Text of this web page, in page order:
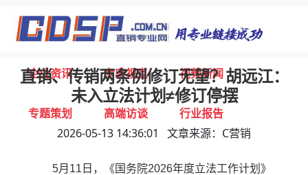
首页 独家报道 行业动态
企业资讯 专家视点 视频新闻
专题策划 高端访谈 行业报告
直销、传销两条例修订无望？胡远江：
未入立法计划≠修订停摆
2026-05-13 14:36:01 文章来源：C营销
5月11日，《国务院2026年度立法工作计划》